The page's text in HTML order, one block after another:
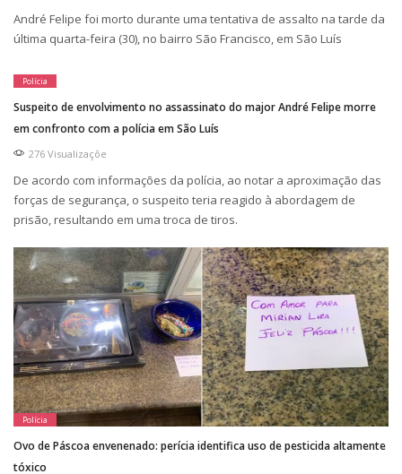
André Felipe foi morto durante uma tentativa de assalto na tarde da
última quarta-feira (30), no bairro São Francisco, em São Luís
Polícia
Suspeito de envolvimento no assassinato do major André Felipe morre
em confronto com a polícia em São Luís
276 Visualizaçõe
De acordo com informações da polícia, ao notar a aproximação das
forças de segurança, o suspeito teria reagido à abordagem de
prisão, resultando em uma troca de tiros.
Polícia
Ovo de Páscoa envenenado: perícia identifica uso de pesticida altamente
tóxico